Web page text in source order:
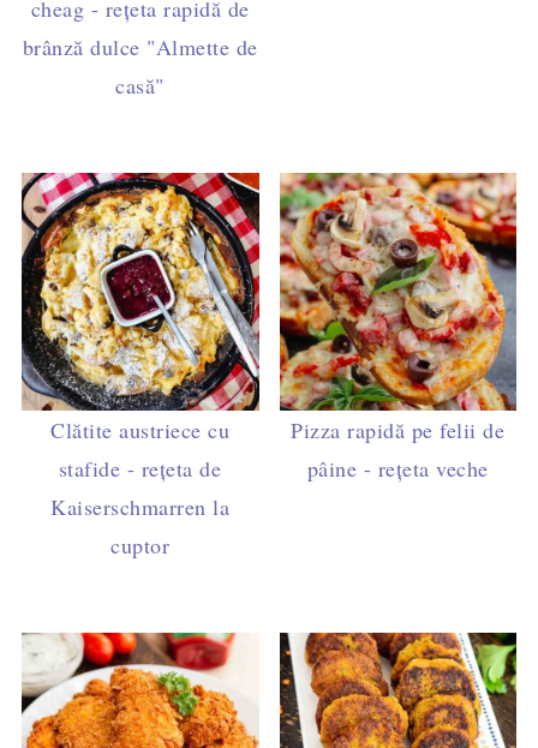
cheag - rețeta rapidă de
brânză dulce "Almette de
casă"
Clătite austriece cu
stafide - rețeta de
Kaiserschmarren la
cuptor
Pizza rapidă pe felii de
pâine - rețeta veche